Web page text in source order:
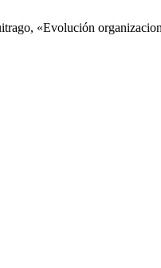
«Evolución